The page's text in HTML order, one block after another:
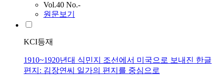
Vol.40 No.-
원문보기
KCI등재
1910~1920년대 식민지 조선에서 미국으로 보내진 한글
편지: 김장연씨 일가의 편지를 중심으로